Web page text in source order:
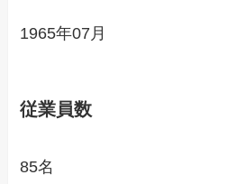
1965年07月
従業員数
85名